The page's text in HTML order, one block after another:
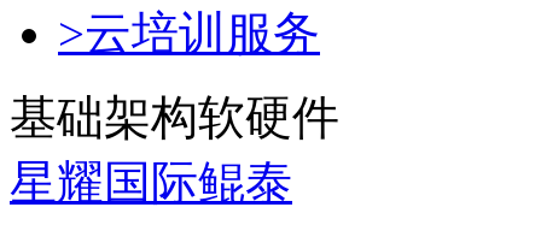
>云培训服务
基础架构软硬件
星耀国际鲲泰